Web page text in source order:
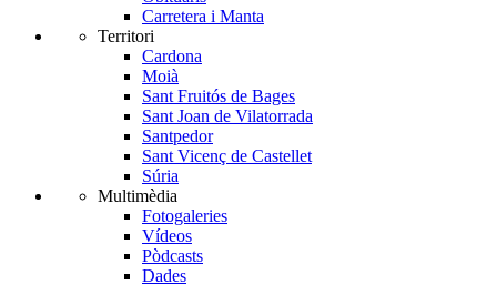
Carretera i Manta
Territori
Cardona
Moià
Sant Fruitós de Bages
Sant Joan de Vilatorrada
Santpedor
Sant Vicenç de Castellet
Súria
Multimèdia
Fotogaleries
Vídeos
Pòdcasts
Dades